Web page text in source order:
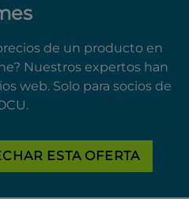
de un producto en
Nuestros expertos han
web. Solo para socios de
ESTA OFERTA